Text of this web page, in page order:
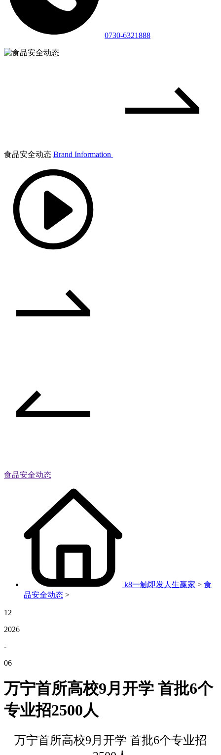
0730-6321888
食品安全动态 Brand Information
食品安全动态
k8一触即发人生赢家 > 食
品安全动态 >
12
2026
-
06
万宁首所高校9月开学 首批6个
专业招2500人
万宁首所高校9月开学 首批6个专业招